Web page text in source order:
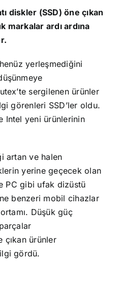
diskler (SSD) öne çıkan
markalar ardı ardına
yerleşmediğini
sergilenen ürünler
görenleri SSD’ler oldu.
Intel yeni ürünlerinin
artan ve halen
yerine geçecek olan
PC gibi ufak dizüstü
benzeri mobil cihazlar
Düşük güç
çıkan ürünler
gördü.